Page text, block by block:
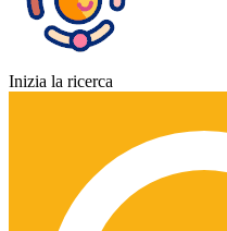
Inizia la ricerca